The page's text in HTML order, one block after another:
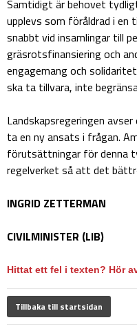
Samtidigt är behovet
upplevs som föråldrad i en
snabbt vid insamlingar till
gräsrotsfinansiering och
engagemang och
ska ta tillvara, inte
Landskapsregeringen
ta en ny ansats i frågan.
förutsättningar för denna
regelverket så att det
INGRID ZETTERMAN
CIVILMINISTER (LIB)
Hittat ett fel i texten? Hör
Tillbaka till startsidan